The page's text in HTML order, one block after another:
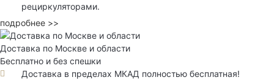
рециркуляторами.
подробнее >>
Доставка по Москве и области
Бесплатно и без спешки
Доставка в пределах МКАД полностью бесплатная!